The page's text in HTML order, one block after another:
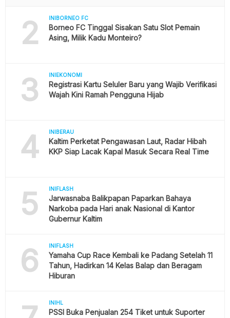
2 INIBORNEO FC
Borneo FC Tinggal Sisakan Satu Slot Pemain
Asing, Milik Kadu Monteiro?
3 INIEKONOMI
Registrasi Kartu Seluler Baru yang Wajib Verifikasi
Wajah Kini Ramah Pengguna Hijab
4 INIBERAU
Kaltim Perketat Pengawasan Laut, Radar Hibah
KKP Siap Lacak Kapal Masuk Secara Real Time
5 INIFLASH
Jarwasnaba Balikpapan Paparkan Bahaya
Narkoba pada Hari anak Nasional di Kantor
Gubernur Kaltim
6 INIFLASH
Yamaha Cup Race Kembali ke Padang Setelah 11
Tahun, Hadirkan 14 Kelas Balap dan Beragam
Hiburan
INIHL
PSSI Buka Penjualan 254 Tiket untuk Suporter